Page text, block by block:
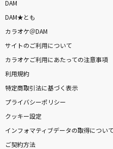
DAM
DAM★とも
カラオケ＠DAM
サイトのご利用について
カラオケご利用にあたっての注意事項
利用規約
特定商取引法に基づく表示
プライバシーポリシー
クッキー設定
インフォマティブデータの取得について
ご契約方法